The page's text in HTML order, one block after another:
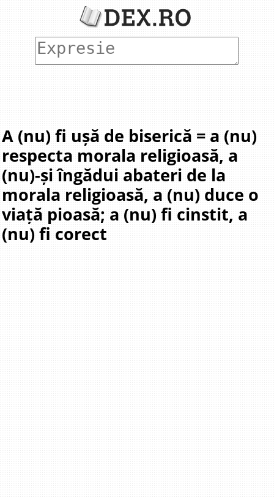
A (nu) fi ușă de biserică = a (nu)
respecta morala religioasă, a
(nu)-și îngădui abateri de la
morala religioasă, a (nu) duce o
viață pioasă; a (nu) fi cinstit, a
(nu) fi corect